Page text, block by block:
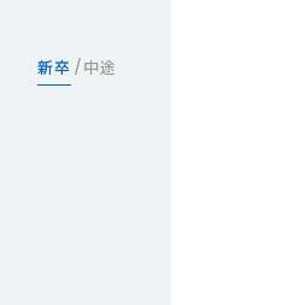
新卒 中途